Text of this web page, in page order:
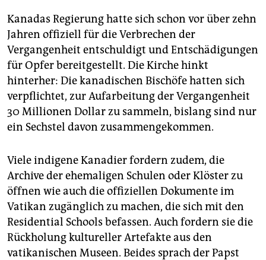
Kanadas Regierung hatte sich schon vor über zehn
Jahren offiziell für die Verbrechen der
Vergangenheit entschuldigt und Entschädigungen
für Opfer bereitgestellt. Die Kirche hinkt
hinterher: Die kanadischen Bischöfe hatten sich
verpflichtet, zur Aufarbeitung der Vergangenheit
30 Millionen Dollar zu sammeln, bislang sind nur
ein Sechstel davon zusammengekommen.
Viele indigene Kanadier fordern zudem, die
Archive der ehemaligen Schulen oder Klöster zu
öffnen wie auch die offiziellen Dokumente im
Vatikan zugänglich zu machen, die sich mit den
Residential Schools befassen. Auch fordern sie die
Rückholung kultureller Artefakte aus den
vatikanischen Museen. Beides sprach der Papst